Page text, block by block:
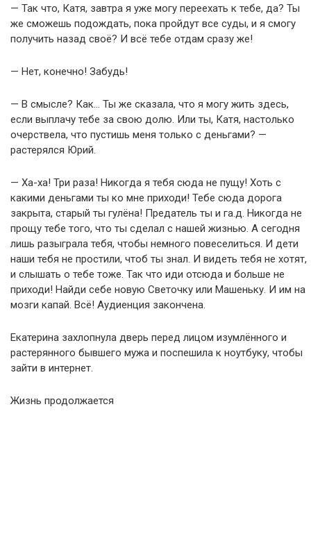
— Так что, Катя, завтра я уже могу переехать к тебе, да? Ты
же сможешь подождать, пока пройдут все суды, и я смогу
получить назад своё? И всё тебе отдам сразу же!
— Нет, конечно! Забудь!
— В смысле? Как… Ты же сказала, что я могу жить здесь,
если выплачу тебе за свою долю. Или ты, Катя, настолько
очерствела, что пустишь меня только с деньгами? —
растерялся Юрий.
— Ха-ха! Три раза! Никогда я тебя сюда не пущу! Хоть с
какими деньгами ты ко мне приходи! Тебе сюда дорога
закрыта, старый ты гулёна! Предатель ты и га.д. Никогда не
прощу тебе того, что ты сделал с нашей жизнью. А сегодня
лишь разыграла тебя, чтобы немного повеселиться. И дети
наши тебя не простили, чтоб ты знал. И видеть тебя не хотят,
и слышать о тебе тоже. Так что иди отсюда и больше не
приходи! Найди себе новую Светочку или Машеньку. И им на
мозги капай. Всё! Аудиенция закончена.
Екатерина захлопнула дверь перед лицом изумлённого и
растерянного бывшего мужа и поспешила к ноутбуку, чтобы
зайти в интернет.
Жизнь продолжается